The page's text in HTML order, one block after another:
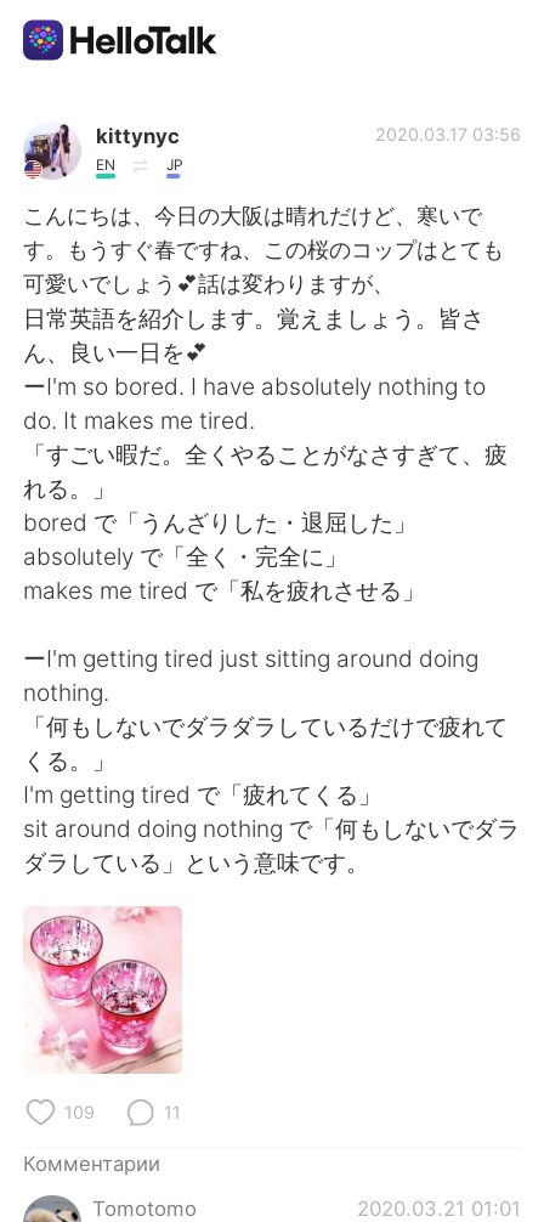
AI Grammar Checker
Русский
English
繁體中文 Español
العربية
Deutsch 日本語
Indonesia Italiano
Türkçe Tiếng Việt
Português
kittynyc
EN JP
2020.03.17 03:56
こんにちは、今日の大阪は晴れだけど、寒いで
す。もうすぐ春ですね、この桜のコップはとても
可愛いでしょう💕話は変わりますが、
日常英語を紹介します。覚えましょう。皆さ
ん、良い一日を💕
ーI'm so bored. I have absolutely nothing to
do. It makes me tired.
「すごい暇だ。全くやることがなさすぎて、疲
れる。」
bored で「うんざりした・退屈した」
absolutely で「全く・完全に」
makes me tired で「私を疲れさせる」
ーI'm getting tired just sitting around doing
nothing.
「何もしないでダラダラしているだけで疲れて
くる。」
I'm getting tired で「疲れてくる」
sit around doing nothing で「何もしないでダラ
ダラしている」という意味です。
109 11
Комментарии
Tomotomo
2020.03.21 01:01